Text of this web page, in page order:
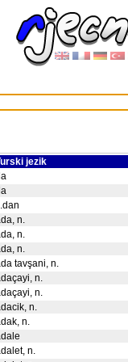
jezik
n.
n.
n.
tavşani, n.
n.
n.
n.
n.
n.